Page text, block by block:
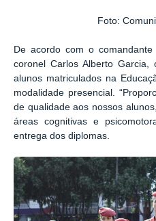
Foto:
De acordo com o
coronel Carlos Alberto
alunos matriculados na
modalidade presencial.
de qualidade aos nossos
áreas cognitivas e
entrega dos diplomas.